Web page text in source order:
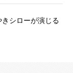
シローが演じる